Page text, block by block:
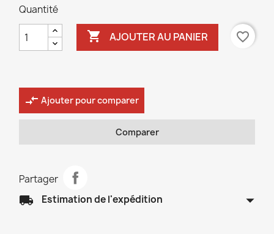
Quantité
 AJOUTER AU PANIER favorite_border
compare_arrows Ajouter pour comparer
Comparer
Partager
local_shipping Estimation de l'expédition arrow_drop_down